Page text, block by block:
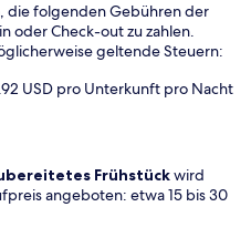
die folgenden Gebühren der
oder Check-out zu zahlen.
geltende Steuern:
USD pro Unterkunft pro Nacht
Frühstückwird
angeboten: etwa 15 bis 30